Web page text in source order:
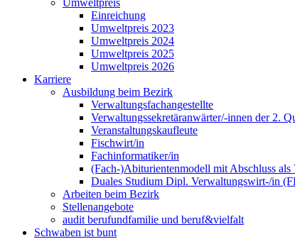
Umweltpreis
Einreichung
Umweltpreis 2023
Umweltpreis 2024
Umweltpreis 2025
Umweltpreis 2026
Karriere
Ausbildung beim Bezirk
Verwaltungsfachangestellte
Verwaltungssekretäranwärter/-innen der 2.
Veranstaltungskaufleute
Fischwirt/in
Fachinformatiker/in
(Fach-)Abiturientenmodell mit Abschluss
Duales Studium Dipl. Verwaltungswirt-/in
Arbeiten beim Bezirk
Stellenangebote
audit berufundfamilie und beruf&vielfalt
Schwaben ist bunt